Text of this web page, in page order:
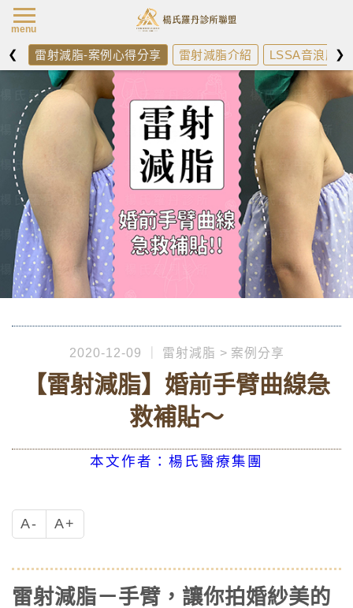
❮ 雷射減脂-案例心得分享 雷射減脂介紹 LSSA音浪脂雕
❯
2020-12-09 雷射減脂 案例分享
【雷射減脂】婚前手臂曲線急
救補貼～
本文作者：楊氏醫療集團
A- A+
雷射減脂－手臂，讓你拍婚紗美的
menu